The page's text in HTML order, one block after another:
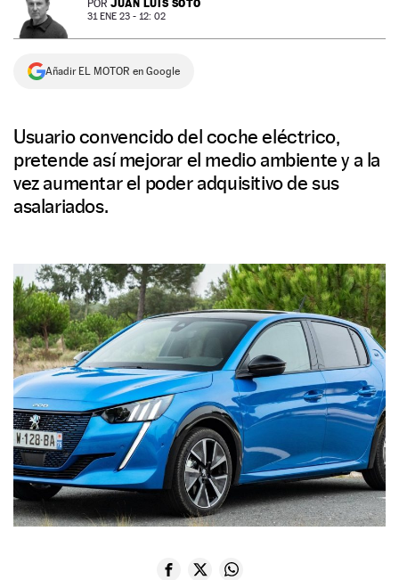
NEWSLETTER
SÍGUENOS
POR JUAN LUIS SOTO
31 ENE 23 - 12: 02
Añadir EL MOTOR en Google
Usuario convencido del coche eléctrico,
pretende así mejorar el medio ambiente y a la
vez aumentar el poder adquisitivo de sus
asalariados.